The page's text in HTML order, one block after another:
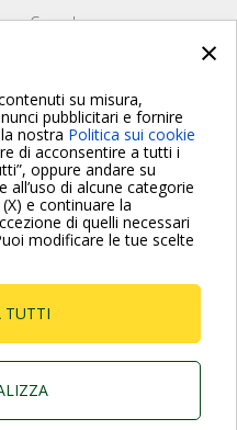
×
su misura,
pubblicitari e fornire
nostra Politica sui cookie
di acconsentire a tutti i
oppure andare su
all’uso di alcune categorie
e continuare la
di quelli necessari
modificare le tue scelte
TUTTI
Canada
la prima pagina.
anche le Domande più
Cap.